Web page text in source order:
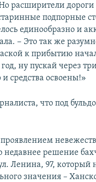
расширители
подпорные
единообразно и
− Это так же
к прибытию
ну пускай через
и средства освоены!»
что под
недавнее решение
Ленина, 97, который
значения –